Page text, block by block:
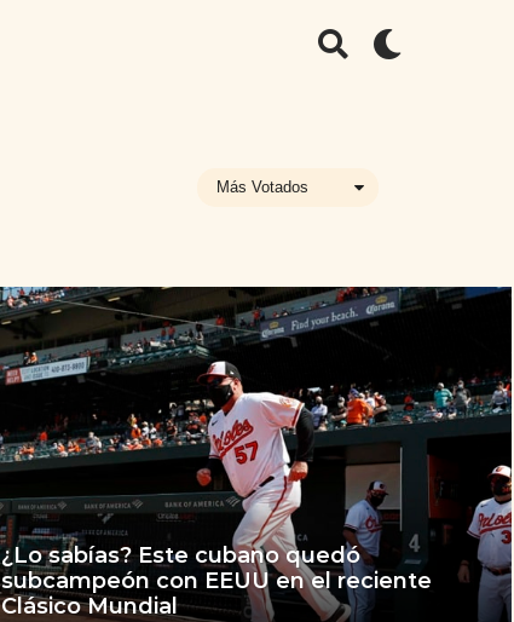
Más Votados
¿Lo sabías? Este cubano quedó
subcampeón con EEUU en el reciente
Clásico Mundial